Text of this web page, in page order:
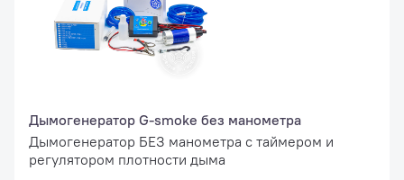
Дымогенератор G-smoke без манометра
Дымогенератор БЕЗ манометра с таймером и
регулятором плотности дыма